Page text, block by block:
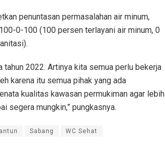
penuntasan permasalahan air minum,
0-100 (100 persen terlayani air minum, 0
2022. Artinya kita semua perlu bekerja
karena itu semua pihak yang ada
kualitas kawasan permukiman agar lebih
segera mungkin,” pungkasnya.
Sabang WC Sehat